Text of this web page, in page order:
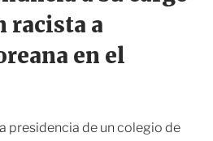
r
racista a
en el
presidencia de un colegio de